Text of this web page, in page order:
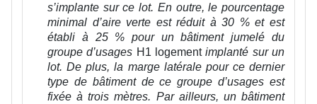
s’implante sur ce lot. En outre, le pourcentage
minimal d’aire verte est réduit à 30 % et est
établi à 25 % pour un bâtiment jumelé du
groupe d’usages H1 logementimplanté sur un
lot. De plus, la marge latérale pour ce dernier
type de bâtiment de ce groupe d’usages est
fixée à trois mètres. Par ailleurs, un bâtiment